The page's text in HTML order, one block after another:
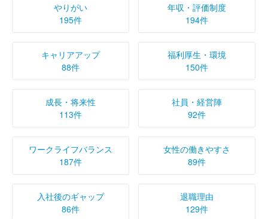
やりがい
195件
年収・評価制度
194件
キャリアアップ
88件
福利厚生・環境
150件
成長・将来性
113件
社員・経営陣
92件
ワークライフバランス
187件
女性の働きやすさ
89件
入社後のギャップ
86件
退職理由
129件